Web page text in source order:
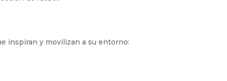
inspiran y movilizan a su entorno: